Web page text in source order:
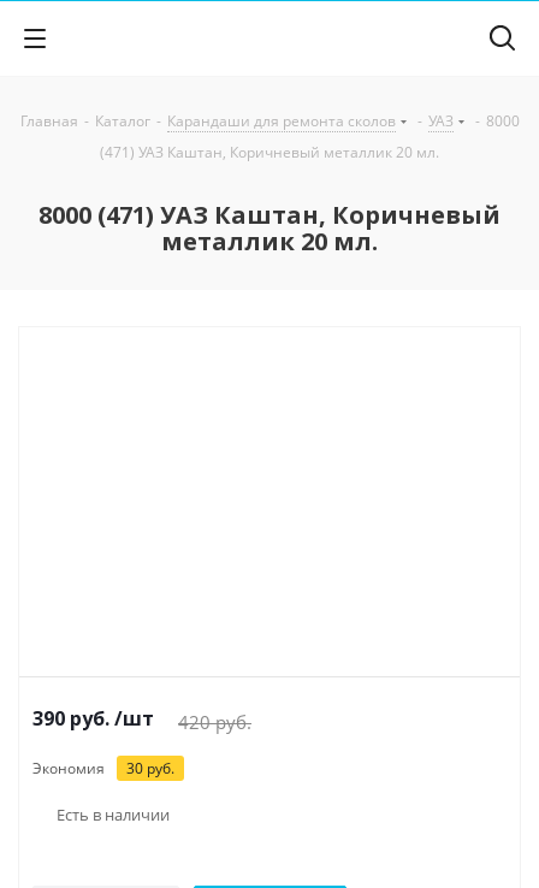
Главная - Каталог - Карандаши для ремонта сколов - УАЗ - 8000
(471) УАЗ Каштан, Коричневый металлик 20 мл.
8000 (471) УАЗ Каштан, Коричневый
металлик 20 мл.
390 руб./шт 420руб.
Экономия 30 руб.
Есть в наличии